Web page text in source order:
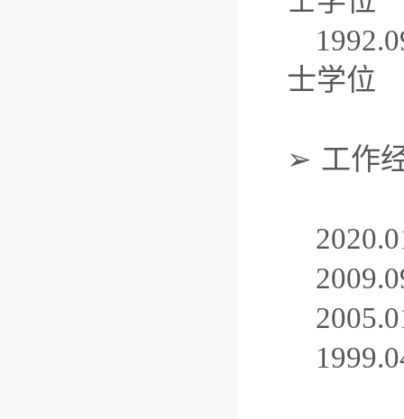
1992.0
士学位
➢ 工作
2020
2009
2005
1999